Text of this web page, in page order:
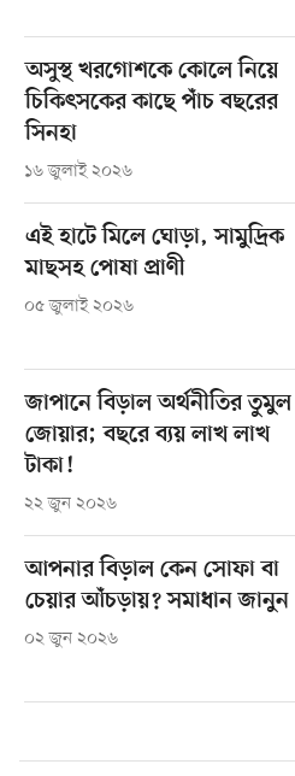
অসুস্থ খরগোশকে কোলে নিয়ে
চিকিৎসকের কাছে পাঁচ বছরের
সিনহা
১৬ জুলাই ২০২৬
এই হাটে মিলে ঘোড়া, সামুদ্রিক
মাছসহ পোষা প্রাণী
০৫ জুলাই ২০২৬
জাপানে বিড়াল অর্থনীতির তুমুল
জোয়ার; বছরে ব্যয় লাখ লাখ
টাকা!
২২ জুন ২০২৬
আপনার বিড়াল কেন সোফা বা
চেয়ার আঁচড়ায়? সমাধান জানুন
০২ জুন ২০২৬